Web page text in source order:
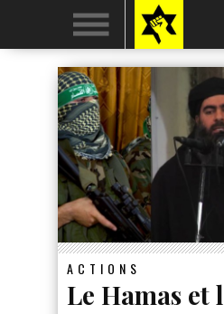
ACTIONS
Le Hamas et